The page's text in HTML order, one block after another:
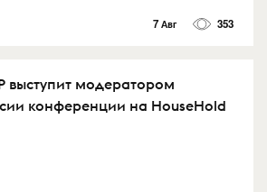
7 Авг 353
выступит модератором
конференции на HouseHold